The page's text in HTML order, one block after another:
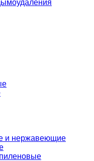
и нержавеющие